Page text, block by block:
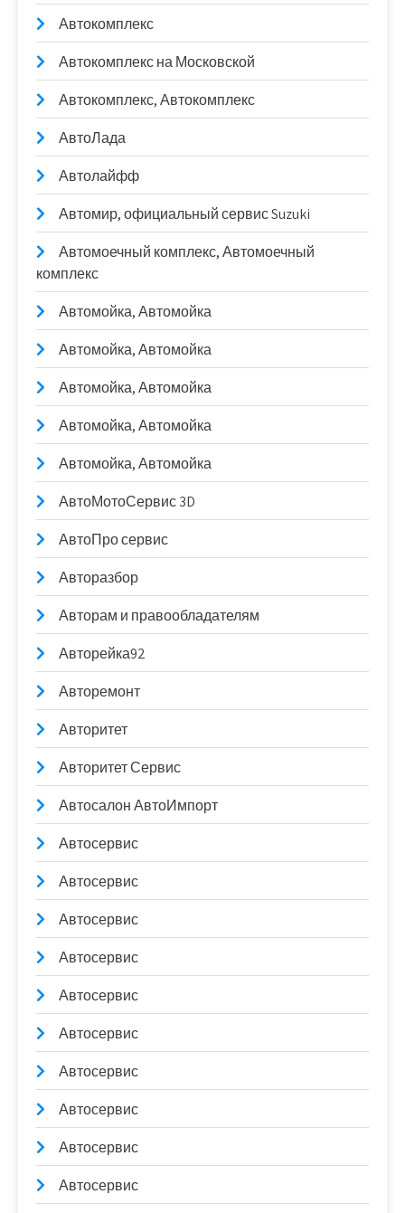
Автокомплекс
Автокомплекс на Московской
Автокомплекс, Автокомплекс
АвтоЛада
Автолайфф
Автомир, официальный сервис Suzuki
Автомоечный комплекс, Автомоечный
комплекс
Автомойка, Автомойка
Автомойка, Автомойка
Автомойка, Автомойка
Автомойка, Автомойка
Автомойка, Автомойка
АвтоМотоСервис 3D
АвтоПро сервис
Авторазбор
Авторам и правообладателям
Авторейка92
Авторемонт
Авторитет
Авторитет Сервис
Автосалон АвтоИмпорт
Автосервис
Автосервис
Автосервис
Автосервис
Автосервис
Автосервис
Автосервис
Автосервис
Автосервис
Автосервис